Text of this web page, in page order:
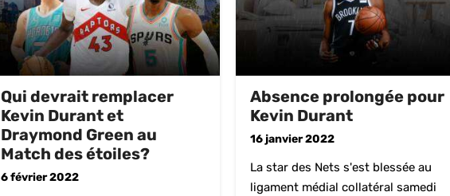
Qui devrait remplacer
Kevin Durant et
Draymond Green au
Match des étoiles?
6 février 2022
Absence prolongée pour
Kevin Durant
16 janvier 2022
La star des Nets s'est blessée au
ligament médial collatéral samedi